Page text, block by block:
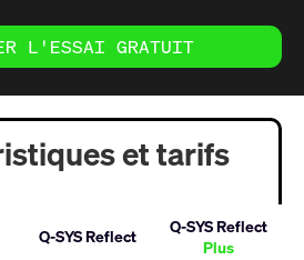
L'ESSAI GRATUIT
et tarifs
Q-SYS Reflect
Q-SYS Reflect
Plus